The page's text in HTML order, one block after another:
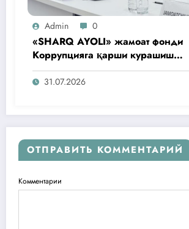
Admin 0
«SHARQ AYOLI» жамоат фонди
Коррупцияга қарши курашиш
агентлигидаги жамоат эшитувида
ташаббусларини тақдим этди
31.07.2026
ОТПРАВИТЬ КОММЕНТАРИЙ
Комментарии